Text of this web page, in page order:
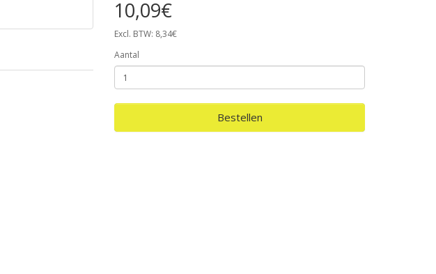
10,09€
Excl. BTW: 8,34€
Aantal
Bestellen